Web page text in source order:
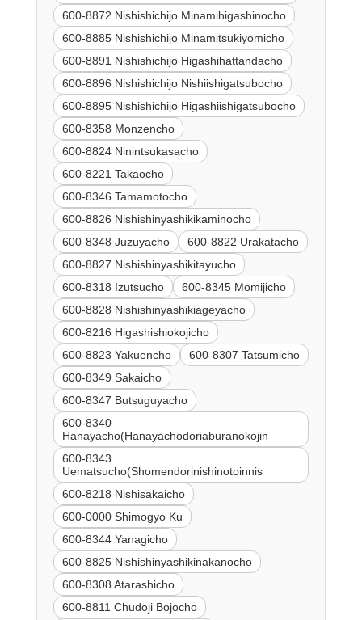
600-8872 Nishishichijo Minamihigashinocho
600-8885 Nishishichijo Minamitsukiyomicho
600-8891 Nishishichijo Higashihattandacho
600-8896 Nishishichijo Nishiishigatsubocho
600-8895 Nishishichijo Higashiishigatsubocho
600-8358 Monzencho
600-8824 Ninintsukasacho
600-8221 Takaocho
600-8346 Tamamotocho
600-8826 Nishishinyashikikaminocho
600-8348 Juzuyacho
600-8822 Urakatacho
600-8827 Nishishinyashikitayucho
600-8318 Izutsucho
600-8345 Momijicho
600-8828 Nishishinyashikiageyacho
600-8216 Higashishiokojicho
600-8823 Yakuencho
600-8307 Tatsumicho
600-8349 Sakaicho
600-8347 Butsuguyacho
600-8340
Hanayacho(Hanayachodoriaburanokojin
600-8343
Uematsucho(Shomendorinishinotoinnis
600-8218 Nishisakaicho
600-0000 Shimogyo Ku
600-8344 Yanagicho
600-8825 Nishishinyashikinakanocho
600-8308 Atarashicho
600-8811 Chudoji Bojocho